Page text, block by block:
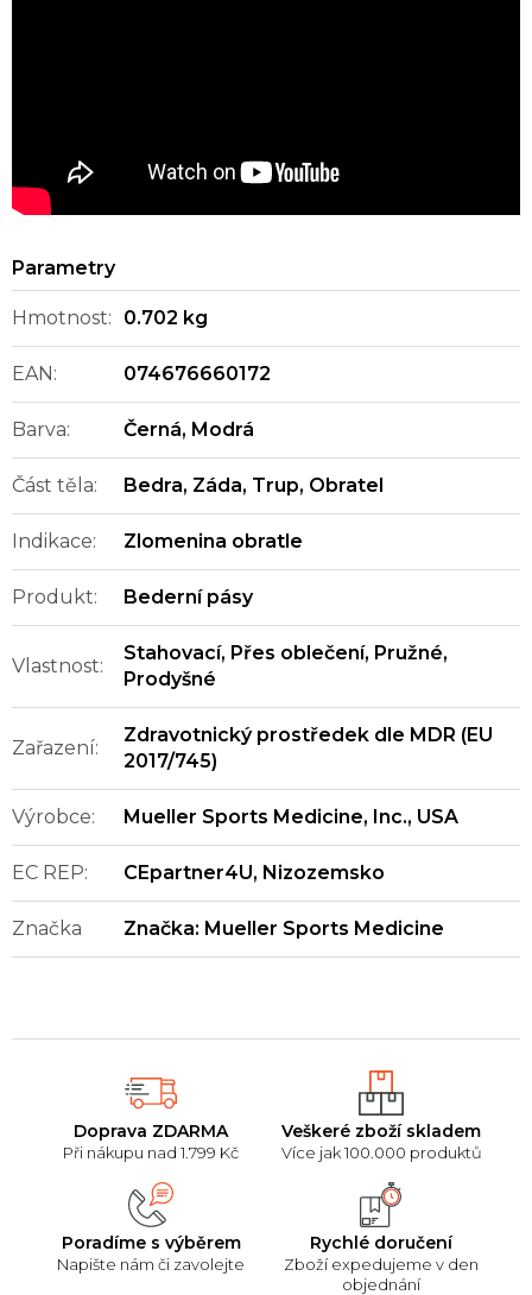
Doprava ZDARMA
Při nákupu nad 1.799 Kč
Veškeré zboží skladem
Více jak 100.000 produktů
Poradíme s výběrem
Napište nám či zavolejte
Rychlé doručení
Zboží expedujeme v den
objednání
Hmotnost: 0.702 kg
EAN: 074676660172
Barva: Černá, Modrá
Část těla: Bedra, Záda, Trup, Obratel
Indikace: Zlomenina obratle
Produkt: Bederní pásy
Vlastnost:
Stahovací, Přes oblečení, Pružné,
Prodyšné
Zařazení:
Zdravotnický prostředek dle MDR (EU
2017/745)
Výrobce: Mueller Sports Medicine, Inc., USA
EC REP: CEpartner4U, Nizozemsko
Značka Značka: Mueller Sports Medicine